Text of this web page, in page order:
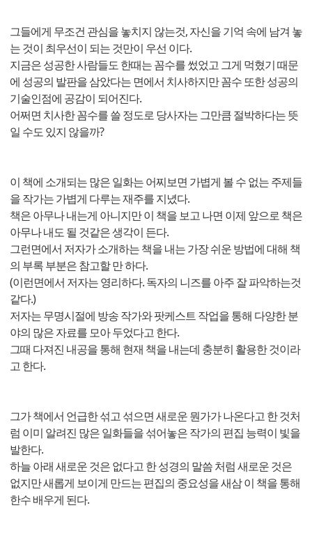
그들에게 무조건 관심을 놓치지 않는것, 자신을 기억 속에 남겨 놓
는 것이 최우선이 되는 것만이 우선 이다.
지금은 성공한 사람들도 한때는 꼼수를 썼었고 그게 먹혔기 때문
에 성공의 발판을 삼았다는 면에서 치사하지만 꼼수 또한 성공의
기술인점에 공감이 되어진다.
어쩌면 치사한 꼼수를 쓸 정도로 당사자는 그만큼 절박하다는 뜻
일 수도 있지 않을까?
이 책에 소개되는 많은 일화는 어찌보면 가볍게 볼 수 없는 주제들
을 작가는 가볍게 다루는 재주를 지녔다.
책은 아무나 내는게 아니지만 이 책을 보고 나면 이제 앞으로 책은
아무나 내도 될 것같은 생각이 든다.
그런면에서 저자가 소개하는 책을 내는 가장 쉬운 방법에 대해 책
의 부록 부분은 참고할 만 하다.
(이런면에서 저자는 영리하다. 독자의 니즈를 아주 잘 파악하는것
같다.)
저자는 무명시절에 방송 작가와 팟케스트 작업을 통해 다양한 분
야의 많은 자료를 모아 두었다고 한다.
그때 다져진 내공을 통해 현재 책을 내는데 충분히 활용한 것이라
고 한다.
그가 책에서 언급한 섞고 섞으면 새로운 뭔가가 나온다고 한 것처
럼 이미 알려진 많은 일화들을 섞어놓은 작가의 편집 능력이 빛을
발한다.
하늘 아래 새로운 것은 없다고 한 성경의 말씀 처럼 새로운 것은
없지만 새롭게 보이게 만드는 편집의 중요성을 새삼 이 책을 통해
한수 배우게 된다.